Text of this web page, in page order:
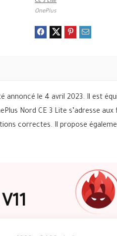
OnePlus
annoncé le 4 avril 2023. Il est
Nord CE 3 Lite s’adresse
correctes. Il propose